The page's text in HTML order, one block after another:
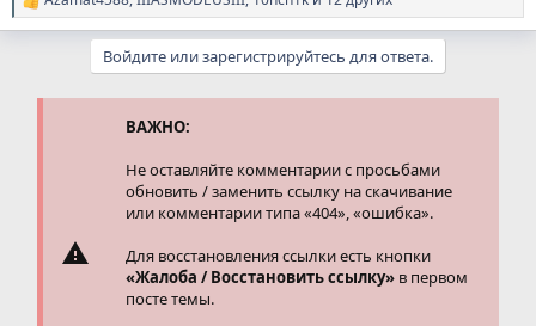
Р
е
Войдите или зарегистрируйтесь для ответа.
ВАЖНО:
Не оставляйте комментарии с просьбами
обновить / заменить ссылку на скачивание
или комментарии типа «404», «ошибка».
Для восстановления ссылки есть кнопки
«Жалоба / Восстановить ссылку» в первом
посте темы.